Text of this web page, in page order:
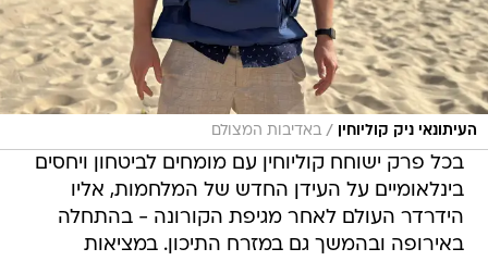
העיתונאי ניק קוליוחין / באדיבות המצולם
בכל פרק ישוחח קוליוחין עם מומחים לביטחון ויחסים
בינלאומיים על העידן החדש של המלחמות, אליו
הידרדר העולם לאחר מגיפת הקורונה - בהתחלה
באירופה ובהמשך גם במזרח התיכון. במציאות